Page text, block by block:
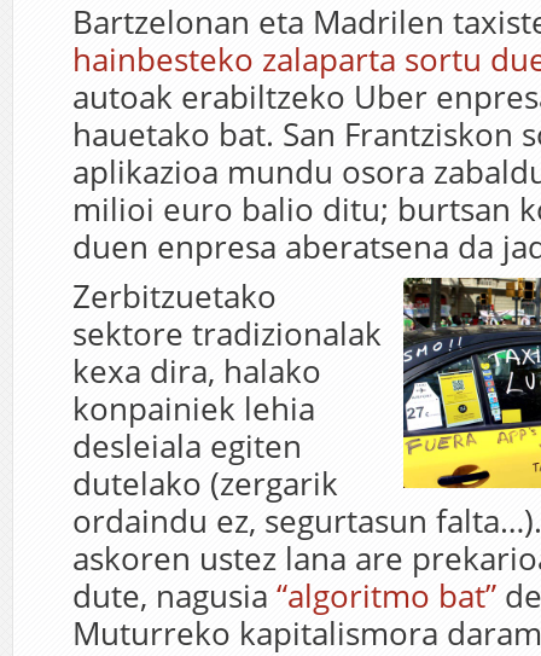
Bartzelonan eta Madrilen
hainbesteko zalaparta sortu
autoak erabiltzeko Uber
hauetako bat. San Frantziskon
aplikazioa mundu osora
milioi euro balio ditu; burtsan
duen enpresa aberatsena da
Zerbitzuetako
sektore tradizionalak
kexa dira, halako
konpainiek lehia
desleiala egiten
dutelako (zergarik
ordaindu ez, segurtasun
askoren ustez lana are
dute, nagusia “algoritmo bat”
Muturreko kapitalismora